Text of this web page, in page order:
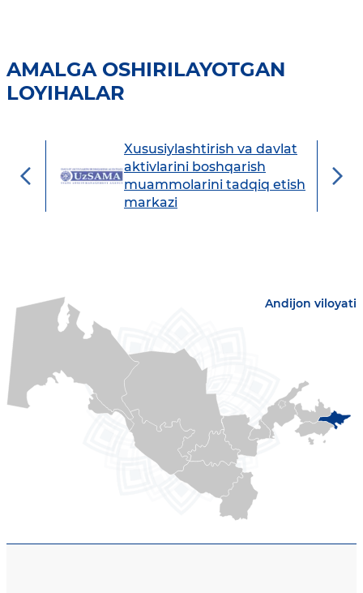
AMALGA OSHIRILAYOTGAN
LOYIHALAR
Xususiylashtirish va davlat
aktivlarini boshqarish
muammolarini tadqiq etish
markazi
Andijon viloyati